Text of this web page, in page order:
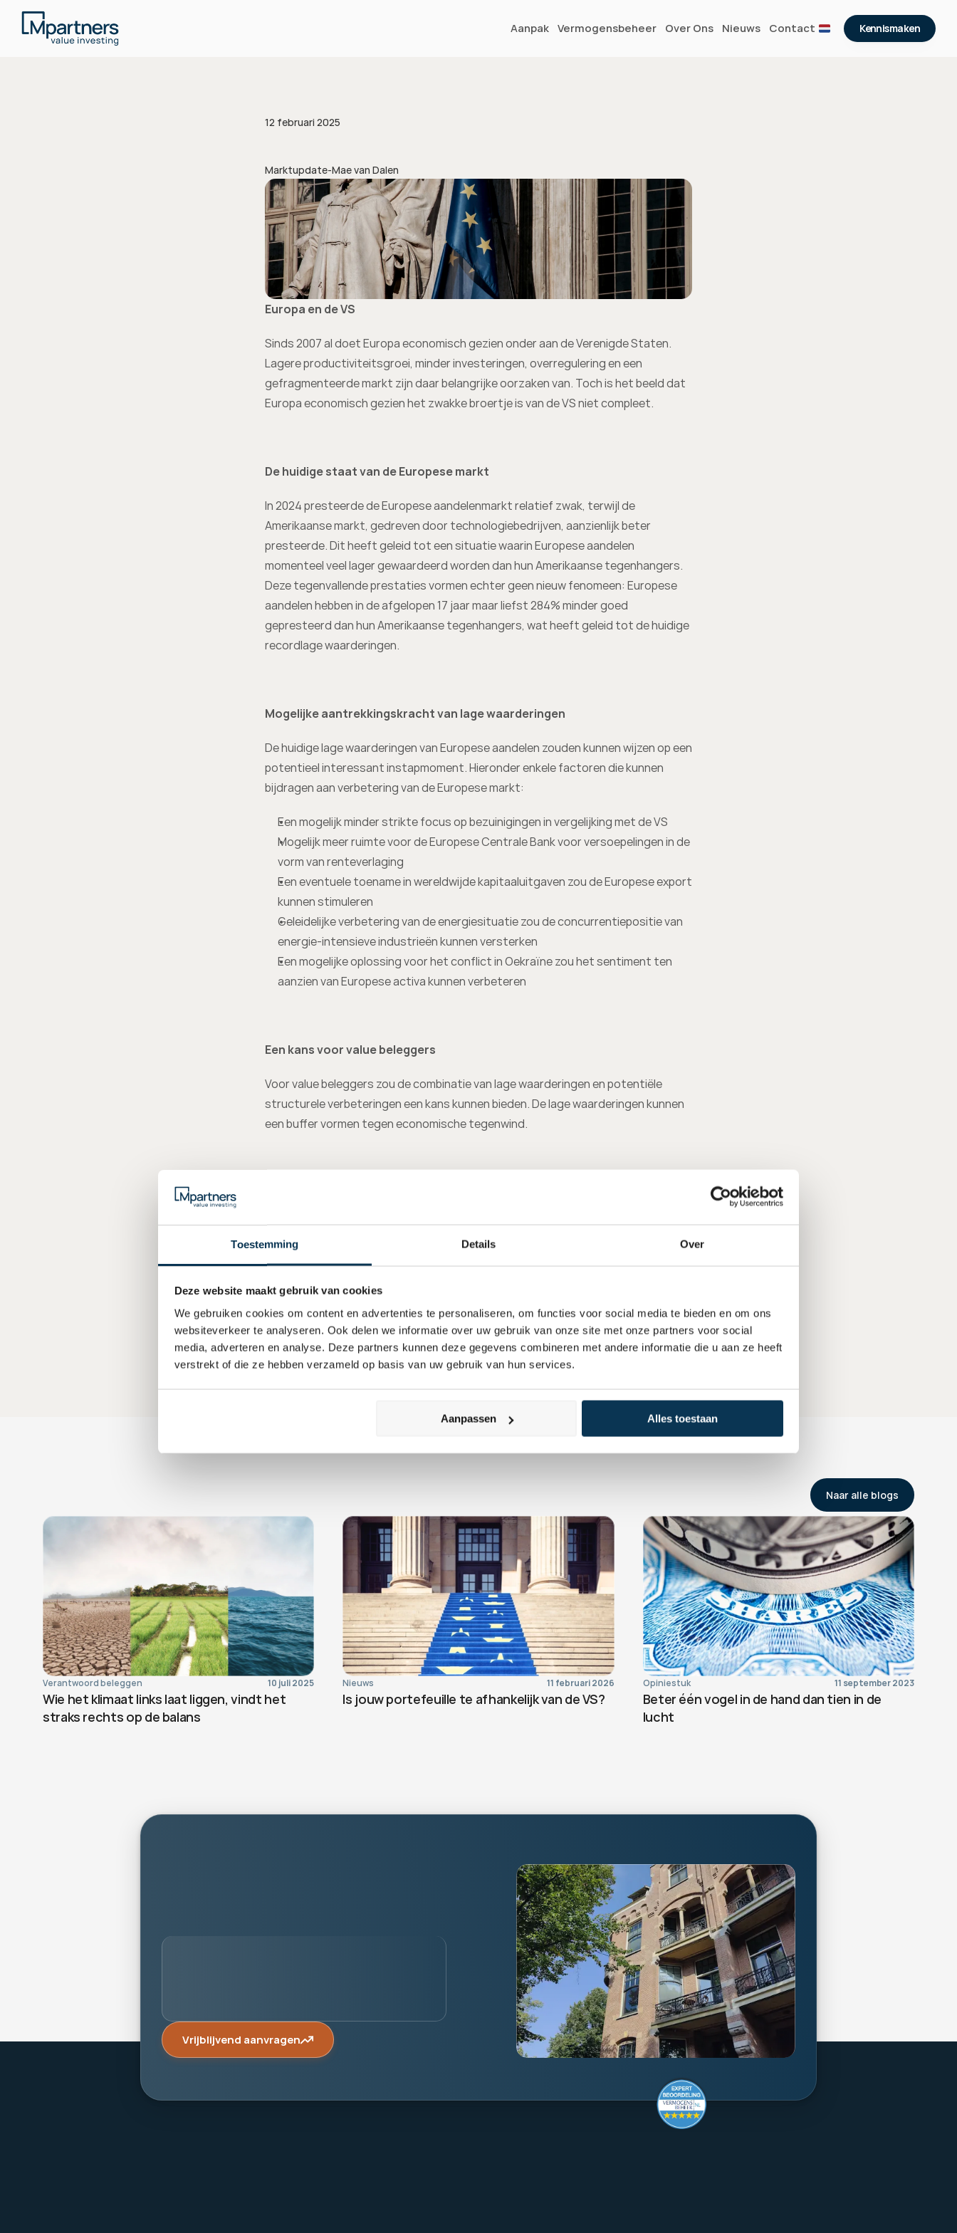
Toestemming Details Over
Deze website maakt gebruik van cookies
We gebruiken cookies om content en advertenties te personaliseren, om functies voor social media te bieden en om ons
websiteverkeer te analyseren. Ook delen we informatie over uw gebruik van onze site met onze partners voor social
media, adverteren en analyse. Deze partners kunnen deze gegevens combineren met andere informatie die u aan ze heeft
verstrekt of die ze hebben verzameld op basis van uw gebruik van hun services.
Aanpassen Alles toestaan
Aanpak Vermogensbeheer Over Ons Nieuws Contact Kennismaken
12 februari 2025
Marktupdate-Mae van Dalen
Europa en de VS
Sinds 2007 al doet Europa economisch gezien onder aan de Verenigde Staten.
Lagere productiviteitsgroei, minder investeringen, overregulering en een
gefragmenteerde markt zijn daar belangrijke oorzaken van. Toch is het beeld dat
Europa economisch gezien het zwakke broertje is van de VS niet compleet.
De huidige staat van de Europese markt
In 2024 presteerde de Europese aandelenmarkt relatief zwak, terwijl de
Amerikaanse markt, gedreven door technologiebedrijven, aanzienlijk beter
presteerde. Dit heeft geleid tot een situatie waarin Europese aandelen
momenteel veel lager gewaardeerd worden dan hun Amerikaanse tegenhangers.
Deze tegenvallende prestaties vormen echter geen nieuw fenomeen: Europese
aandelen hebben in de afgelopen 17 jaar maar liefst 284% minder goed
gepresteerd dan hun Amerikaanse tegenhangers, wat heeft geleid tot de huidige
recordlage waarderingen.
Mogelijke aantrekkingskracht van lage waarderingen
De huidige lage waarderingen van Europese aandelen zouden kunnen wijzen op een
potentieel interessant instapmoment. Hieronder enkele factoren die kunnen
bijdragen aan verbetering van de Europese markt:
Een mogelijk minder strikte focus op bezuinigingen in vergelijking met de VS
Mogelijk meer ruimte voor de Europese Centrale Bank voor versoepelingen in de
vorm van renteverlaging
Een eventuele toename in wereldwijde kapitaaluitgaven zou de Europese export
kunnen stimuleren
Geleidelijke verbetering van de energiesituatie zou de concurrentiepositie van
energie-intensieve industrieën kunnen versterken
Een mogelijke oplossing voor het conflict in Oekraïne zou het sentiment ten
aanzien van Europese activa kunnen verbeteren
Een kans voor value beleggers
Voor value beleggers zou de combinatie van lage waarderingen en potentiële
structurele verbeteringen een kans kunnen bieden. De lage waarderingen kunnen
een buffer vormen tegen economische tegenwind.
Belangrijk: beleggers dienen altijd hun eigen onderzoek te doen en hun
doelstellingen en risicotolerantie.
Naar alle blogs
Verantwoord beleggen 10 juli 2025
Wie het klimaat links laat liggen, vindt het
straks rechts op de balans
Nieuws 11 februari 2026
Is jouw portefeuille te afhankelijk van de VS?
Opiniestuk 11 september 2023
Beter één vogel in de hand dan tien in de
lucht
Vrijblijvend aanvragen